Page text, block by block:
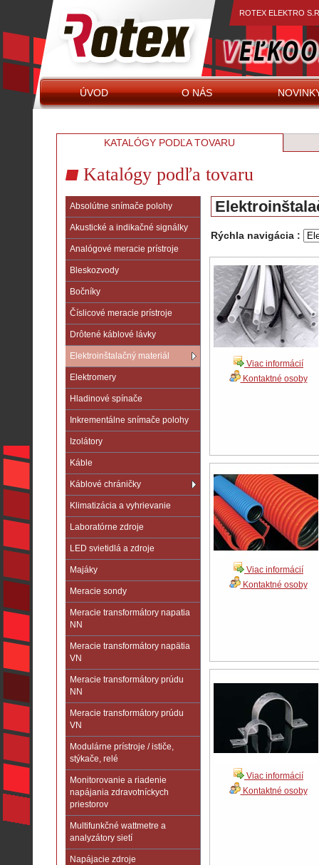
ROTEX ELEKTRO
ÚVOD O NÁS
KATALÓGY PODĽA TOVARU
Katalógy podľa tovaru
Absolútne snímače polohy
Akustické a indikačné signálky
Analógové meracie prístroje
Bleskozvody
Bočníky
Číslicové meracie prístroje
Drôtené káblové lávky
Elektroinštalačný materiál
Elektromery
Hladinové spínače
Inkrementálne snímače polohy
Izolátory
Káble
Káblové chráničky
Klimatizácia a vyhrievanie
Laboratórne zdroje
LED svietidlá a zdroje
Majáky
Meracie sondy
Meracie transformátory napatia
NN
Meracie transformátory napätia
VN
Meracie transformátory prúdu
NN
Meracie transformátory prúdu
VN
Modulárne prístroje / ističe,
stýkače, relé
Monitorovanie a riadenie
napájania zdravotníckych
priestorov
Multifunkčné wattmetre a
analyzátory sietí
Napájacie zdroje
Rýchla navigácia :
Viac informácií
Kontaktné osoby
Viac informácií
Kontaktné osoby
Viac informácií
Kontaktné osoby